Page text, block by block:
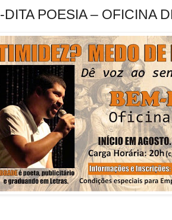
DITA POESIA – OFICINA